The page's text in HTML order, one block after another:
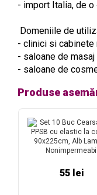
- import Italia, de o
Domeniile de
- clinici si cabinete
- saloane de masaj
- saloane de
Produse
55 lei